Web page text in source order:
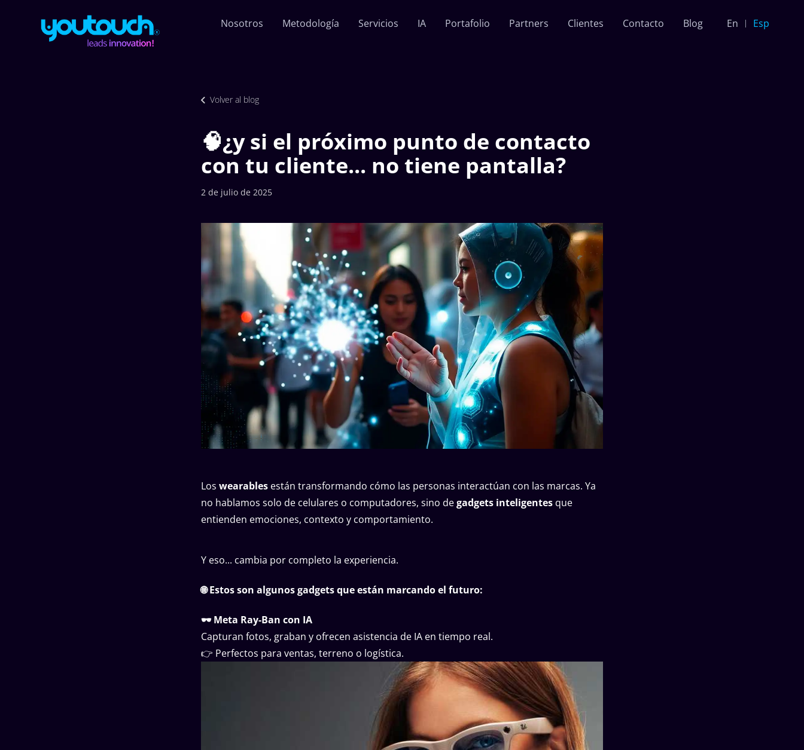
Nosotros Metodología Servicios IA Portafolio Partners Clientes Contacto Blog En Esp
Volver al blog
🧠¿y si el próximo punto de contacto
con tu cliente... no tiene pantalla?
2 de julio de 2025
Los wearables están transformando cómo las personas interactúan con las marcas. Ya
no hablamos solo de celulares o computadores, sino degadgets inteligentes que
entienden emociones, contexto y comportamiento.
Y eso... cambia por completo la experiencia.
🌐 Estos son algunos gadgets que están marcando el futuro:
🕶 Meta Ray-Ban con IA
Capturan fotos, graban y ofrecen asistencia de IA en tiempo real.
👉 Perfectos para ventas, terreno o logística.